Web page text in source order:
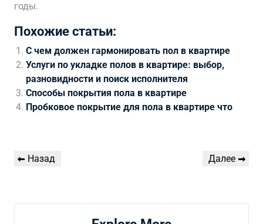
годы.
Похожие статьи:
С чем должен гармонировать пол в квартире
Услуги по укладке полов в квартире: выбор,
разновидности и поиск исполнителя
Способы покрытия пола в квартире
Пробковое покрытие для пола в квартире что
Навигация
Предыдущая
Назад
Следующая
Далее